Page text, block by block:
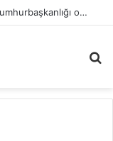
Erikli Atık Su Arıtma Tesisi Projesi’ne Cumhurbaşkanlığı onayı
...